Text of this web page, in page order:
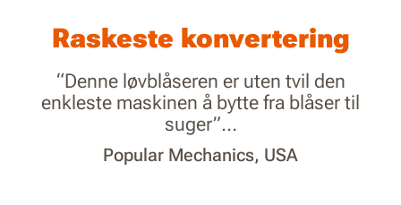
Raskeste konvertering
“Denne løvblåseren er uten tvil den
enkleste maskinen å bytte fra blåser til
suger”…
Popular Mechanics, USA